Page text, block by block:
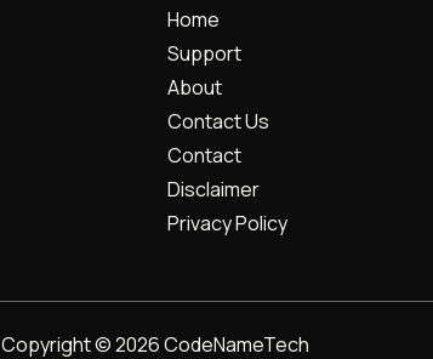
Home
Support
About
Contact Us
Contact
Disclaimer
Privacy Policy
Copyright © 2026 CodeNameTech